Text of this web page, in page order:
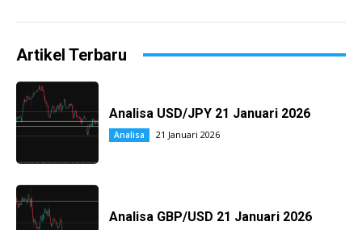
Artikel Terbaru
Analisa USD/JPY 21 Januari 2026
Analisa 21 Januari 2026
Analisa GBP/USD 21 Januari 2026